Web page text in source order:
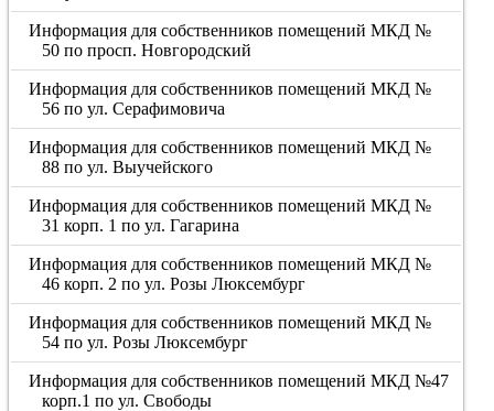
Информация для собственников помещений МКД №
50 по просп. Новгородский
Информация для собственников помещений МКД №
56 по ул. Серафимовича
Информация для собственников помещений МКД №
88 по ул. Выучейского
Информация для собственников помещений МКД №
31 корп. 1 по ул. Гагарина
Информация для собственников помещений МКД №
46 корп. 2 по ул. Розы Люксембург
Информация для собственников помещений МКД №
54 по ул. Розы Люксембург
Информация для собственников помещений МКД №47
корп.1 по ул. Свободы